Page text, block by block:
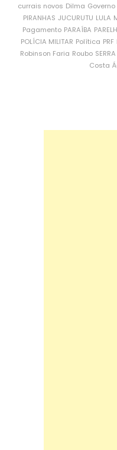
currais novos Dilma Governo
PIRANHAS JUCURUTU LULA
Pagamento PARAÍBA
POLÍCIA MILITAR Política PRF
Robinson Faria Roubo
Costa